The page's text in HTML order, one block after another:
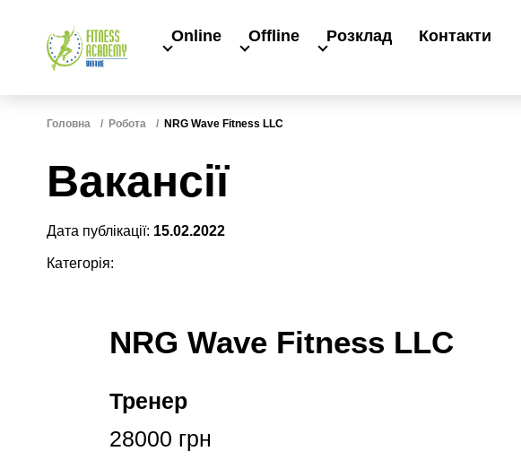
Online Offline Розклад Контакти
Головна Робота NRG Wave Fitness LLC
Вакансії
Дата публікації: 15.02.2022
Категорія:
NRG Wave Fitness LLC
Тренер
28000 грн